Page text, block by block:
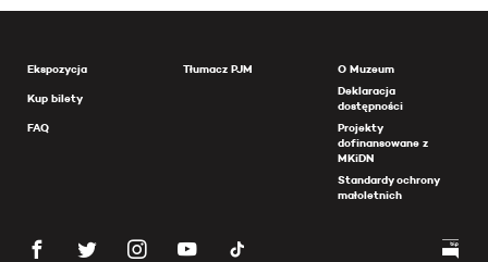
Ekspozycja
Kup bilety
FAQ
Tłumacz PJM
O Muzeum
Deklaracja
dostępności
Projekty
dofinansowane z
MKiDN
Standardy ochrony
małoletnich